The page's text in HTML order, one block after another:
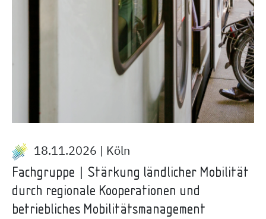
18.11.2026 | Köln
Fachgruppe | Stärkung ländlicher Mobilität
durch regionale Kooperationen und
betriebliches Mobilitätsmanagement